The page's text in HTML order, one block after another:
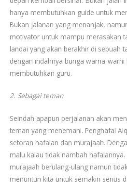
hanya membutuhkan guide untuk
Bukan jalanan yang menanjak,
motivator untuk mampu merasakan
landai yang akan berakhir di sebuah
dengan indahnya bunga warna-warni
membutuhkan guru.
2. Sebagai teman
Seindah apapun perjalanan akan
teman yang menemani. Penghafal
setoran hafalan dan murajaah.
malu kalau tidak nambah
murajaah berulang-ulang namun
menuntun kita untuk semakin serius